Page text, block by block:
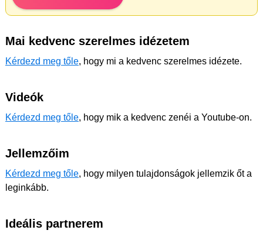
Mai kedvenc szerelmes idézetem
Kérdezd meg tőle, hogy mi a kedvenc szerelmes idézete.
Videók
Kérdezd meg tőle, hogy mik a kedvenc zenéi a Youtube-on.
Jellemzőim
Kérdezd meg tőle, hogy milyen tulajdonságok jellemzik őt a
leginkább.
Ideális partnerem